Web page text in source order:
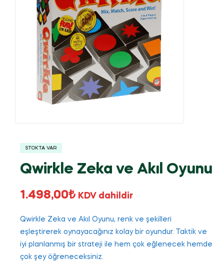
STOKTA VAR
Qwirkle Zeka ve Akıl Oyunu
1.498,00₺ KDV dahildir
Qwirkle Zeka ve Akıl Oyunu, renk ve şekilleri
eşleştirerek oynayacağınız kolay bir oyundur. Taktik ve
iyi planlanmış bir strateji ile hem çok eğlenecek hemde
çok şey öğreneceksiniz.